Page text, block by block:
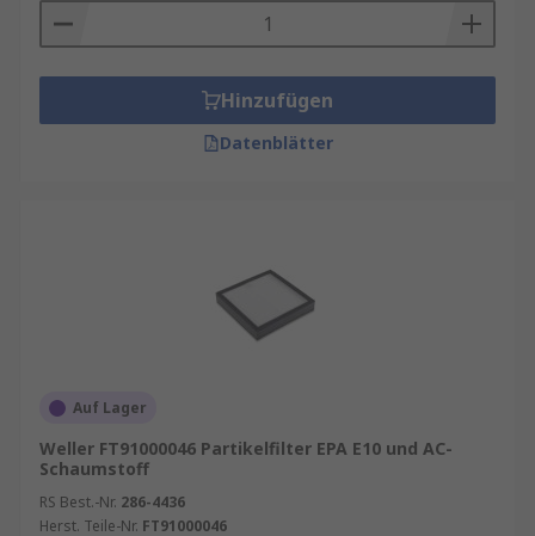
Hinzufügen
Datenblätter
Auf Lager
Weller FT91000046 Partikelfilter EPA E10 und AC-
Schaumstoff
RS Best.-Nr. 286-4436
Herst. Teile-Nr. FT91000046